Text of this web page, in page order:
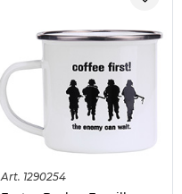
Art. 1290254